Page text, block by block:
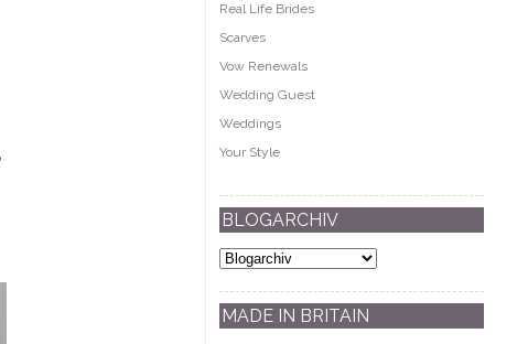
Real Life Brides
Scarves
Vow Renewals
Wedding Guest
Weddings
Your Style
BLOGARCHIV
MADE IN BRITAIN